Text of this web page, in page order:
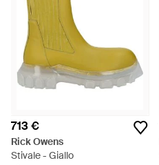
713 €
Rick Owens
Stivale - Giallo